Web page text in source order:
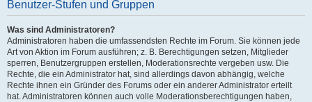
Benutzer-Stufen und Gruppen
Was sind Administratoren?
Administratoren haben die umfassendsten Rechte im Forum. Sie können jede
Art von Aktion im Forum ausführen; z. B. Berechtigungen setzen, Mitglieder
sperren, Benutzergruppen erstellen, Moderationsrechte vergeben usw. Die
Rechte, die ein Administrator hat, sind allerdings davon abhängig, welche
Rechte ihnen ein Gründer des Forums oder ein anderer Administrator erteilt
hat. Administratoren können auch volle Moderationsberechtigungen haben,